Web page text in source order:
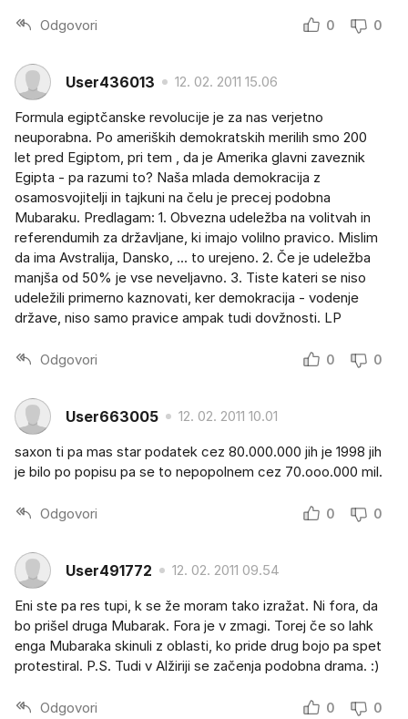
Odgovori 0 0
User436013 12. 02. 2011 15.06
Formula egiptčanske revolucije je za nas verjetno
neuporabna. Po ameriških demokratskih merilih smo 200
let pred Egiptom, pri tem , da je Amerika glavni zaveznik
Egipta - pa razumi to? Naša mlada demokracija z
osamosvojitelji in tajkuni na čelu je precej podobna
Mubaraku. Predlagam: 1. Obvezna udeležba na volitvah in
referendumih za državljane, ki imajo volilno pravico. Mislim
da ima Avstralija, Dansko, ... to urejeno. 2. Če je udeležba
manjša od 50% je vse neveljavno. 3. Tiste kateri se niso
udeležili primerno kaznovati, ker demokracija - vodenje
države, niso samo pravice ampak tudi dovžnosti. LP
Odgovori 0 0
User663005 12. 02. 2011 10.01
saxon ti pa mas star podatek cez 80.000.000 jih je 1998 jih
je bilo po popisu pa se to nepopolnem cez 70.ooo.000 mil.
Odgovori 0 0
User491772 12. 02. 2011 09.54
Eni ste pa res tupi, k se že moram tako izražat. Ni fora, da
bo prišel druga Mubarak. Fora je v zmagi. Torej če so lahk
enga Mubaraka skinuli z oblasti, ko pride drug bojo pa spet
protestiral. P.S. Tudi v Alžiriji se začenja podobna drama. :)
Odgovori 0 0